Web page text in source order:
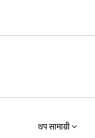
थप सामाग्री